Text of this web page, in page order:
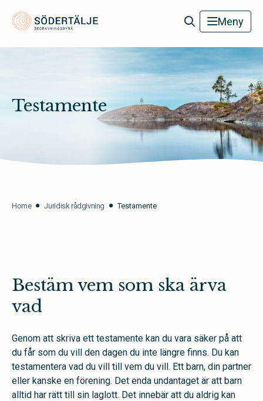
Södertälje Begravningsbyrå Meny
Testamente
Home Juridisk rådgivning Testamente
Bestäm vem som ska ärva
vad
Genom att skriva ett testamente kan du vara säker på att
du får som du vill den dagen du inte längre finns. Du kan
testamentera vad du vill till vem du vill. Ett barn, din partner
eller kanske en förening. Det enda undantaget är att barn
alltid har rätt till sin laglott. Det innebär att du aldrig kan